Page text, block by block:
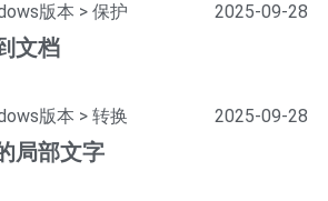
版本 > 保护 2025-09-28
文档
版本 > 转换 2025-09-28
局部文字